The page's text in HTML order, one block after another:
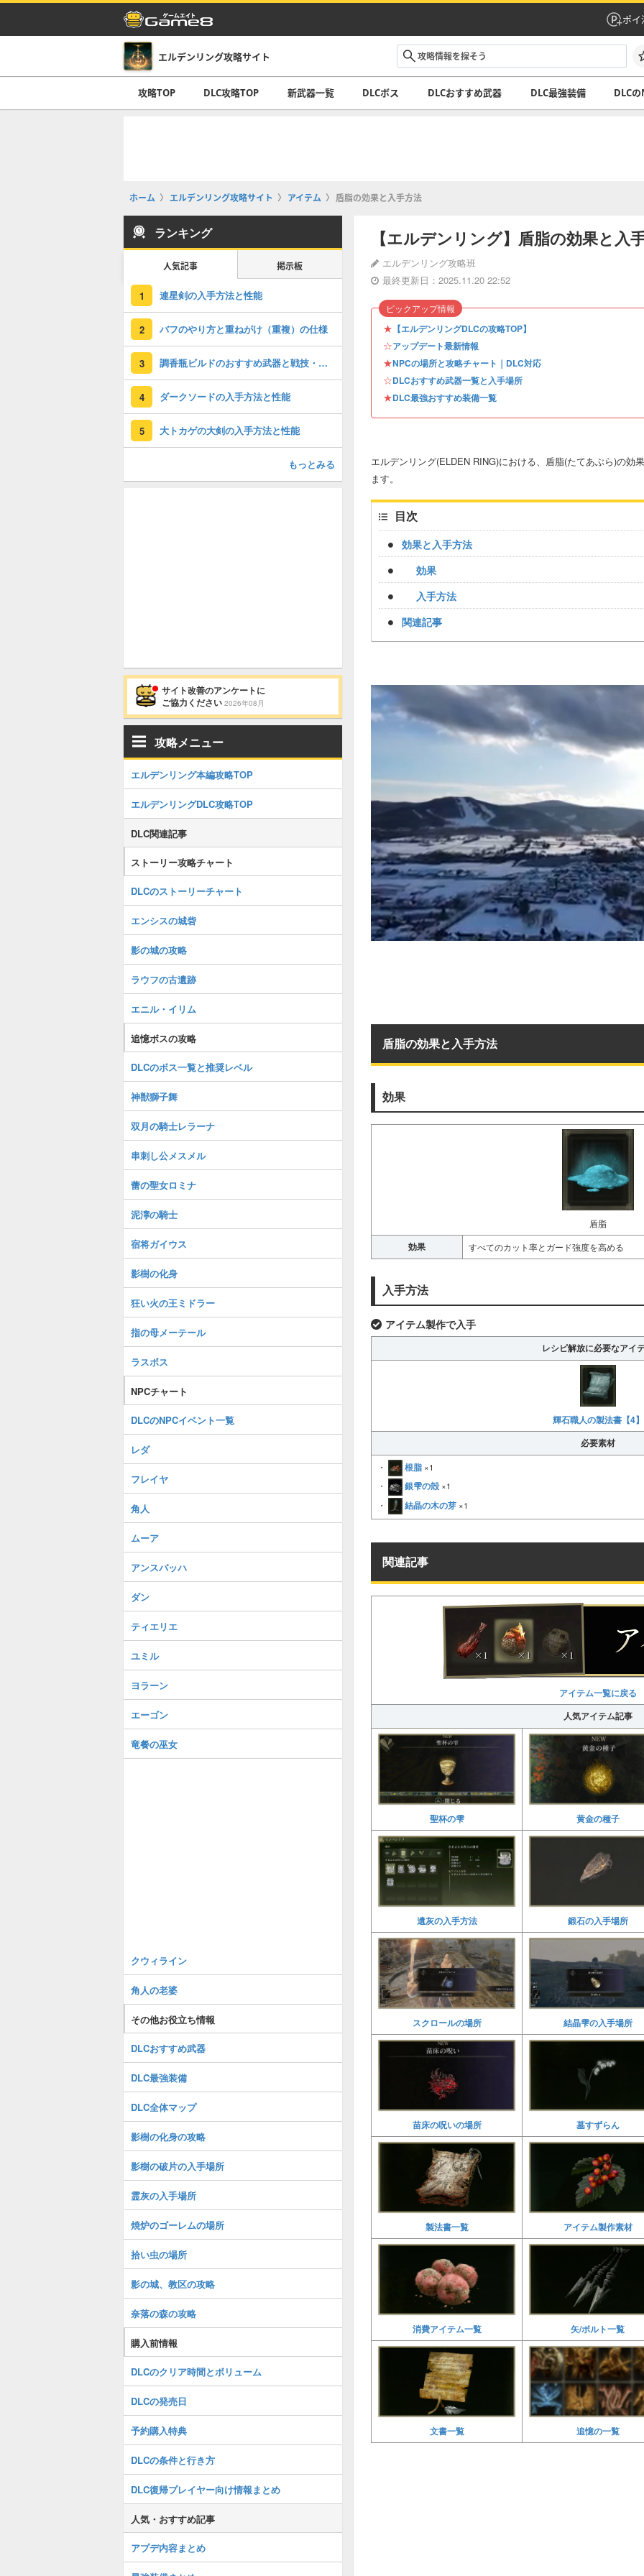
ポイ
エルデンリング攻略サイト
攻略TOP DLC攻略TOP 新武器一覧 DLCボス DLCおすすめ武器 DLC最強装備 DLCの
ホーム エルデンリング攻略サイト アイテム 盾脂の効果と入手方法
【エルデンリング】盾脂の効果と入
エルデンリング攻略班
最終更新日：2025.11.20 22:52
★ 【エルデンリングDLCの攻略TOP】
☆アップデート最新情報
★NPCの場所と攻略チャート｜DLC対応
☆DLCおすすめ武器一覧と入手場所
★DLC最強おすすめ装備一覧
ピックアップ情報
エルデンリング(ELDEN RING)における、盾脂(たてあぶら)の効
ます。
目次
効果と入手方法
効果
入手方法
関連記事
盾脂の効果と入手方法
効果
盾脂
効果 すべてのカット率とガード強度を高める
入手方法
アイテム製作で入手
レシピ解放に必要なアイ
輝石職人の製法書【4】
必要素材
・ 根脂 ×1
・
銀雫の殻 ×1
・
結晶の木の芽 ×1
関連記事
アイテム一覧に戻る
人気アイテム記事
聖杯の雫 黄金の種子
遺灰の入手方法 鍛石の入手場所
スクロールの場所 結晶雫の入手場所
苗床の呪いの場所 墓すずらん
製法書一覧 アイテム製作素材
消費アイテム一覧 矢/ボルト一覧
文書一覧 追憶の一覧
ランキング
人気記事 掲示板
1 連星剣の入手方法と性能
2 バフのやり方と重ねがけ（重複）の仕様
3 調香瓶ビルドのおすすめ武器と戦技・ナーフ修正内容
4 ダークソードの入手方法と性能
5 大トカゲの大剣の入手方法と性能
もっとみる
サイト改善のアンケートに
ご協力ください 2026年08月
攻略メニュー
エルデンリング本編攻略TOP
エルデンリングDLC攻略TOP
DLC関連記事
ストーリー攻略チャート
DLCのストーリーチャート
エンシスの城砦
影の城の攻略
ラウフの古遺跡
エニル・イリム
追憶ボスの攻略
DLCのボス一覧と推奨レベル
神獣獅子舞
双月の騎士レラーナ
串刺し公メスメル
蕾の聖女ロミナ
泥濘の騎士
宿将ガイウス
影樹の化身
狂い火の王ミドラー
指の母メーテール
ラスボス
NPCチャート
DLCのNPCイベント一覧
レダ
フレイヤ
角人
ムーア
アンスバッハ
ダン
ティエリエ
ユミル
ヨラーン
エーゴン
竜餐の巫女
クウィライン
角人の老婆
その他お役立ち情報
DLCおすすめ武器
DLC最強装備
DLC全体マップ
影樹の化身の攻略
影樹の破片の入手場所
霊灰の入手場所
焼炉のゴーレムの場所
拾い虫の場所
影の城、教区の攻略
奈落の森の攻略
購入前情報
DLCのクリア時間とボリューム
DLCの発売日
予約購入特典
DLCの条件と行き方
DLC復帰プレイヤー向け情報まとめ
人気・おすすめ記事
アプデ内容まとめ